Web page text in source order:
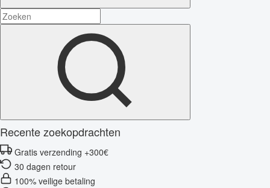
Recente zoekopdrachten
Gratis verzending +300€
30 dagen retour
100% veilige betaling